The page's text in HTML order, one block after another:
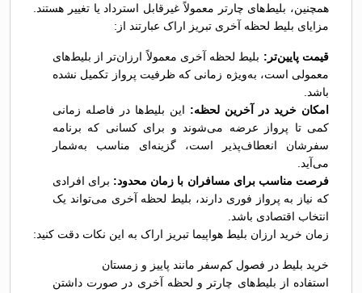
همچنین، بلیط‌های چارتر معمولاً غیرقابل استرداد یا تغییر هستند.
مزایای بلیط لحظه آخری تبریز اراک عبارتند از:
قیمت پایین‌تر: بلیط لحظه آخری معمولاً ارزان‌تر از بلیط‌های
معمولی است، به‌ویژه زمانی که ظرفیت پرواز تکمیل نشده
باشد.
امکان خرید در آخرین لحظه: این بلیط‌ها در فاصله زمانی
کمی تا پرواز عرضه می‌شوند و برای کسانی که برنامه
سفرشان انعطاف‌پذیر است، گزینه‌ای مناسب به‌شمار
می‌آید.
فرصت مناسب برای مسافران با زمان محدود: برای افرادی
که نیاز به پرواز فوری دارند، بلیط لحظه آخری می‌تواند یک
انتخاب اقتصادی باشد.
زمان خرید ارزان بلیط هواپیما تبریز اراک به این نکات دقت کنید:
خرید بلیط در فصول کم‌سفر مانند پاییز و زمستان
استفاده از بلیط‌های چارتر و لحظه آخری در صورت داشتن